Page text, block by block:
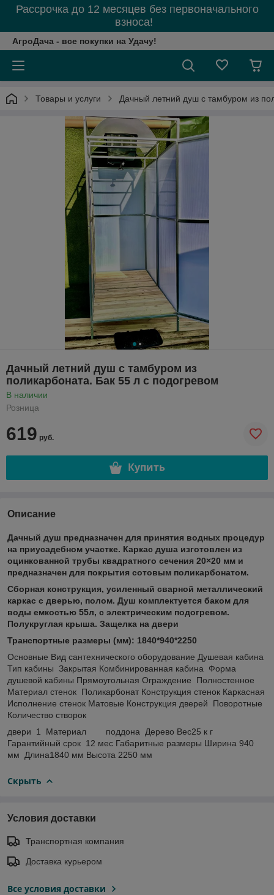
Рассрочка до 12 месяцев без первоначального
взноса!
АгроДача - все покупки на Удачу!
Товары и услуги Дачный летний душ с тамбуром из
Дачный летний душ с тамбуром из
поликарбоната. Бак 55 л с подогревом
В наличии
Розница
619 руб.
Купить
Описание
Дачный душ предназначен для принятия водных процедур
на приусадебном участке. Каркас душа изготовлен из
оцинкованной трубы квадратного сечения 20×20 мм и
предназначен для покрытия сотовым поликарбонатом.
Сборная конструкция, усиленный сварной металлический
каркас с дверью, полом. Душ комплектуется баком для
воды емкостью 55л, с электрическим подогревом.
Полукруглая крыша. Защелка на двери
Транспортные размеры (мм): 1840*940*2250
Основные Вид сантехнического оборудование Душевая кабина
Тип кабины Закрытая Комбинированная кабина Форма
душевой кабины Прямоугольная Ограждение Полностенное
Материал стенок Поликарбонат Конструкция стенок Каркасная
Исполнение стенок Матовые Конструкция дверей Поворотные
Количество створок
двери 1 Материал поддона Дерево Вес25 к г
Гарантийный срок 12 мес Габаритные размеры Ширина 940
мм Длина1840 мм Высота 2250 мм
Скрыть
Условия доставки
Транспортная компания
Доставка курьером
Все условия доставки